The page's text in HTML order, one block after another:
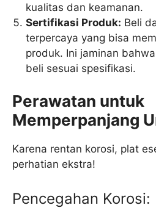
kualitas dan keamanan.
Sertifikasi Produk: Beli
terpercaya yang bisa
produk. Ini jaminan
beli sesuai spesifikasi.
Perawatan untuk
Memperpanjang
Karena rentan korosi, plat
perhatian ekstra!
Pencegahan Korosi: